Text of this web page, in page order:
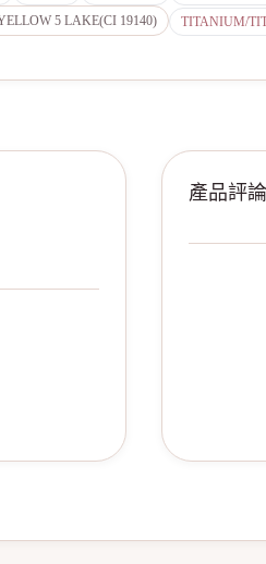
5 LAKE(CI 19140) TITANIUM/
產品評論